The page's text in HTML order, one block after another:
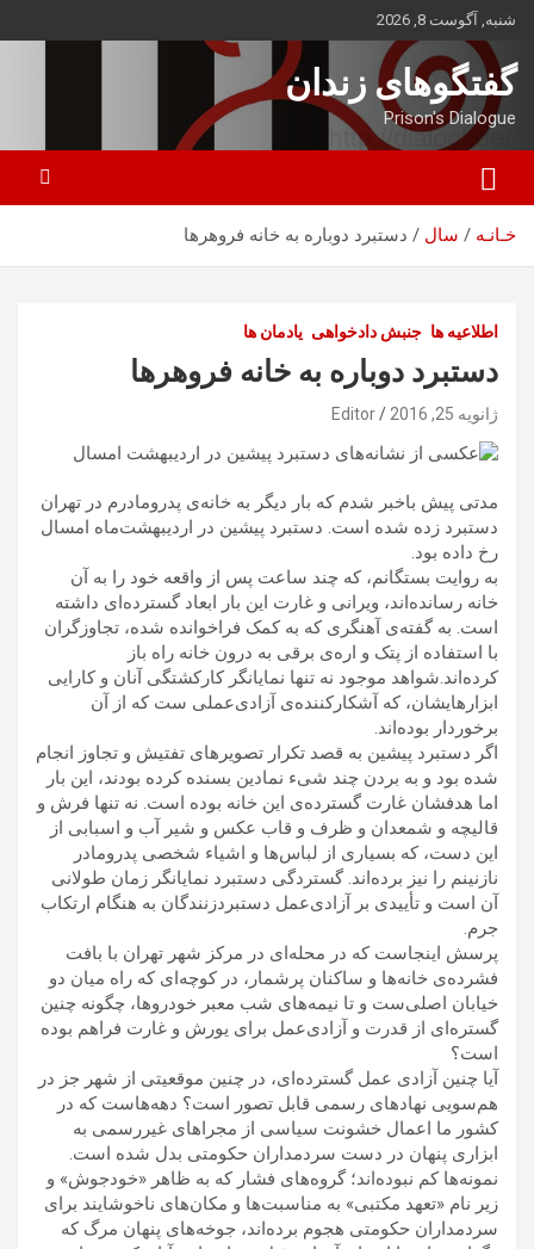
بروید
شنبه, آگوست 8, 2026
گفتگوهای زندان
Prison's Dialogue
خـانـه سال دستبرد دوباره به خانه فروهرها
اطلاعیه ها جنبش دادخواهی یادمان ها
دستبرد دوباره به خانه فروهرها
ژانویه 25, 2016 Editor
مدتی پیش باخبر شدم که بار دیگر به خانه‌ی پدرومادرم در تهران
دستبرد زده شده است. دستبرد پیشین در اردیبهشت‌ماه امسال
رخ داده بود.
به روایت بستگانم، که چند ساعت پس از واقعه خود را به آن
خانه رسانده‌اند، ویرانی و غارت این بار ابعاد گسترده‌ای داشته
است. به گفته‌ی آهنگری که به کمک فراخوانده شده، تجاوزگران
با استفاده از پتک و اره‌ی برقی به درون خانه راه باز
کرده‌اند.شواهد موجود نه تنها نمایانگر کارکشتگی آنان و کارایی
ابزارهایشان، که آشکارکننده‌ی آزادی‌‌عملی ست که از آن
برخوردار بوده‌اند.
اگر دستبرد پیشین به قصد تکرار تصویرهای تفتیش و تجاوز انجام
شده بود و به بردن چند شیء نمادین بسنده کرده بودند، این بار
اما هدفشان غارت گسترده‌ی این خانه بوده است. نه تنها فرش و
قالیچه و شمعدان و ظرف و قاب عکس و شیر آب و اسبابی از
این دست، که بسیاری از لباس‌ها و اشیاء شخصی پدرومادر
نازنینم را نیز برده‌اند.گستردگی دستبرد نمایانگر زمان طولانی
آن است و تأییدی بر آزادی‌عمل دستبردزنندگان به هنگام ارتکاب
جرم.
پرسش اینجاست که در محله‌ای در مرکز شهر تهران با بافت
فشرده‌ی خانه‌ها و ساکنان پرشمار، در کوچه‌ای که راه میان دو
خیابان اصلی‌ست و تا نیمه‌های شب معبر خودروها، چگونه چنین
گستره‌ای از قدرت و آزادی‌عمل برای یورش و غارت فراهم بوده
است؟
آیا چنین آزادی عمل گسترده‌ای، در چنین موقعیتی از شهر جز در
هم‌سویی نهادهای رسمی قابل تصور است؟ دهه‌هاست که در
کشور ما اعمال خشونت سیاسی از مجراهای غیررسمی به
ابزاری پنهان در دست سردمداران حکومتی بدل شده است.
نمونه‌ها کم نبوده‌اند؛ گروه‌های فشار که به ظاهر «خودجوش» و
زیر نام «تعهد مکتبی» به مناسبت‌ها و مکان‌های ناخوشایند برای
سردمداران حکومتی هجوم برده‌اند، جوخه‌های پنهان مرگ که